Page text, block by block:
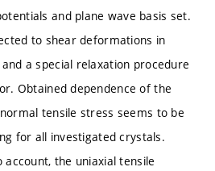
and plane wave basis set.
to shear deformations in
a special relaxation procedure
Obtained dependence of the
tensile stress seems to be
for all investigated crystals.
the uniaxial tensile